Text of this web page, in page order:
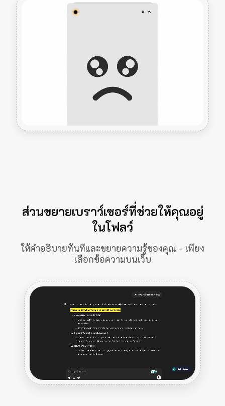
ส่วนขยายเบราว์เซอร์ที่ช่วยให้คุณอยู่
ในโฟลว์
ให้คำอธิบายทันทีและขยายความรู้ของคุณ - เพียง
เลือกข้อความบนเว็บ